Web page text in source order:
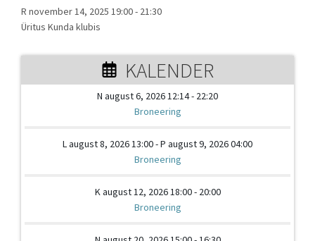
R november 14, 2025 19:00- 21:30
Üritus Kunda klubis
KALENDER
N august 6, 2026 12:14 - 22:20
Broneering
L august 8, 2026 13:00 - P august 9, 2026 04:00
Broneering
K august 12, 2026 18:00 - 20:00
Broneering